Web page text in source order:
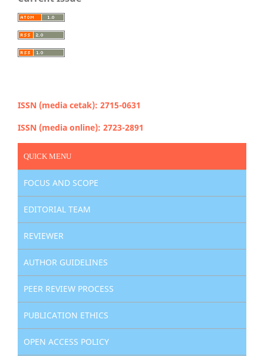
ISSN (media cetak): 2715-0631
ISSN (media online): 2723-2891
QUICK MENU
FOCUS AND SCOPE
EDITORIAL TEAM
REVIEWER
AUTHOR GUIDELINES
PEER REVIEW PROCESS
PUBLICATION ETHICS
OPEN ACCESS POLICY